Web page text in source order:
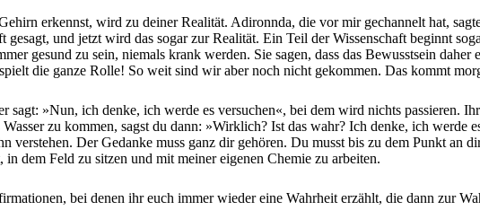
erkennst, wird zu deiner Realität. Adironnda, die vor mir gechannelt hat,
gesagt, und jetzt wird das sogar zur Realität. Ein Teil der Wissenschaft beginnt
gesund zu sein, niemals krank werden. Sie sagen, dass das Bewusstsein
die ganze Rolle! So weit sind wir aber noch nicht gekommen. Das kommt
sagt: »Nun, ich denke, ich werde es versuchen«, bei dem wird nichts passieren.
zu kommen, sagst du dann: »Wirklich? Ist das wahr? Ich denke, ich werde
verstehen. Der Gedanke muss ganz dir gehören. Du musst bis zu dem Punkt an
dem Feld zu sitzen und mit meiner eigenen Chemie zu arbeiten.
bei denen ihr euch immer wieder eine Wahrheit erzählt, die dann zur